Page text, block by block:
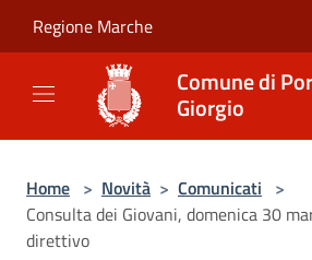
Regione Marche
Comune di
Giorgio
Home > Novità > Comunicati >
Consulta dei Giovani, domenica 30
direttivo